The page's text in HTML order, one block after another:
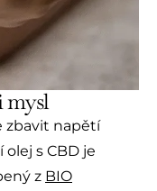
mysl
zbavit napětí
s CBD je
z BIO